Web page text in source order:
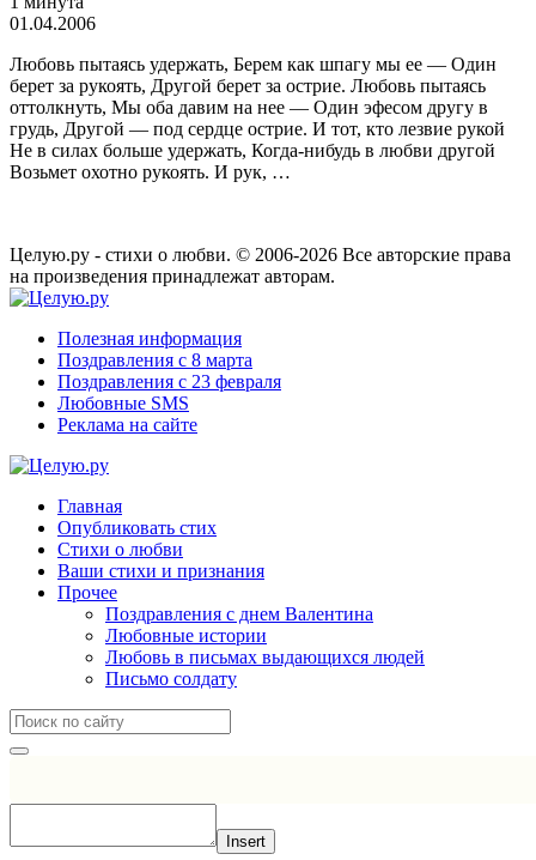
01.04.2006
Любовь пытаясь удержать, Берем как шпагу мы ее — Один
берет за рукоять, Другой берет за острие. Любовь пытаясь
оттолкнуть, Мы оба давим на нее — Один эфесом другу в
грудь, Другой — под сердце острие. И тот, кто лезвие рукой
Не в силах больше удержать, Когда-нибудь в любви другой
Возьмет охотно рукоять. И рук, …
Целую.ру - стихи о любви. © 2006-2026 Все авторские права
на произведения принадлежат авторам.
Полезная информация
Поздравления с 8 марта
Поздравления с 23 февраля
Любовные SMS
Реклама на сайте
Главная
Опубликовать стих
Стихи о любви
Ваши стихи и признания
Прочее
Поздравления с днем Валентина
Любовные истории
Любовь в письмах выдающихся людей
Письмо солдату
Insert